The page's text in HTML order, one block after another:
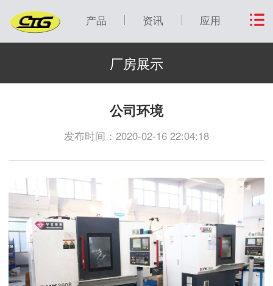
产品 资讯 应用
厂房展示
公司环境
发布时间：2020-02-16 22:04:18